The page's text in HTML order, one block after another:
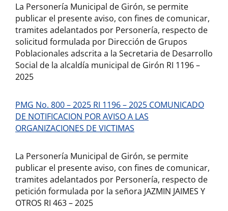
La Personería Municipal de Girón, se permite
publicar el presente aviso, con fines de comunicar,
tramites adelantados por Personería, respecto de
solicitud formulada por Dirección de Grupos
Poblacionales adscrita a la Secretaria de Desarrollo
Social de la alcaldía municipal de Girón RI 1196 –
2025
PMG No. 800 – 2025 RI 1196 – 2025 COMUNICADO
DE NOTIFICACION POR AVISO A LAS
ORGANIZACIONES DE VICTIMAS
La Personería Municipal de Girón, se permite
publicar el presente aviso, con fines de comunicar,
tramites adelantados por Personería, respecto de
petición formulada por la señora JAZMIN JAIMES Y
OTROS RI 463 – 2025